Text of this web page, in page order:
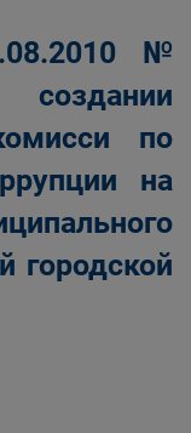
№
по
на
городской